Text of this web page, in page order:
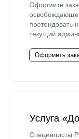
Оформите
претендовать
текущий
Оформить
Услуга
Специалисты